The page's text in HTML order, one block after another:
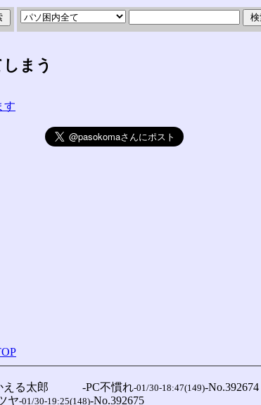
まう
す
える太郎　　　-PC不慣れ-01/30-18:47(149)-No.392674
ヤ-01/30-19:25(148)-No.392675